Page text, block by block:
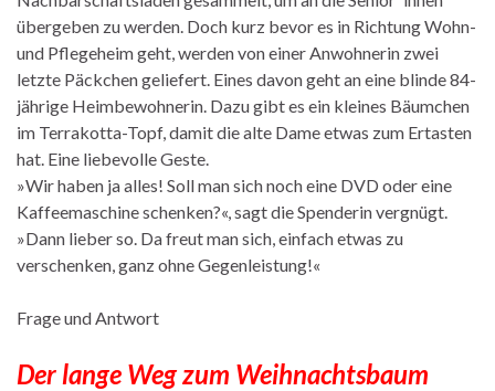
übergeben zu werden. Doch kurz bevor es in Richtung Wohn-
und Pflegeheim geht, werden von einer Anwohnerin zwei
letzte Päckchen geliefert. Eines davon geht an eine blinde 84-
jährige Heimbewohnerin. Dazu gibt es ein kleines Bäumchen
im Terrakotta-Topf, damit die alte Dame etwas zum Ertasten
hat. Eine liebevolle Geste.
»Wir haben ja alles! Soll man sich noch eine DVD oder eine
Kaffeemaschine schenken?«, sagt die Spenderin vergnügt.
»Dann lieber so. Da freut man sich, einfach etwas zu
verschenken, ganz ohne Gegenleistung!«
Frage und Antwort
Der lange Weg zum Weihnachtsbaum